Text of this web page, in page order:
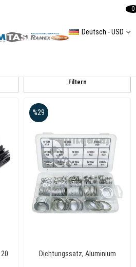
Deutsch - USD
0
Filtern
Dichtungssatz, Aluminium
%29